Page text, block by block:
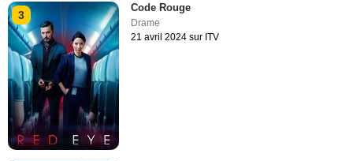
3
Code Rouge
Drame
21 avril 2024 sur ITV